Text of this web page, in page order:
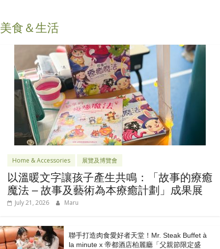
美食＆生活
Home & Accessories 展覽及博覽會
以溫暖文字讓孩子產生共鳴：「故事的療癒
魔法 – 故事及藝術為本療癒計劃」成果展
July 21, 2026 Maru
聯手打造肉食愛好者天堂！Mr. Steak Buffet à
la minute x 帝都酒店柏麗廳「⽗親節限定盛